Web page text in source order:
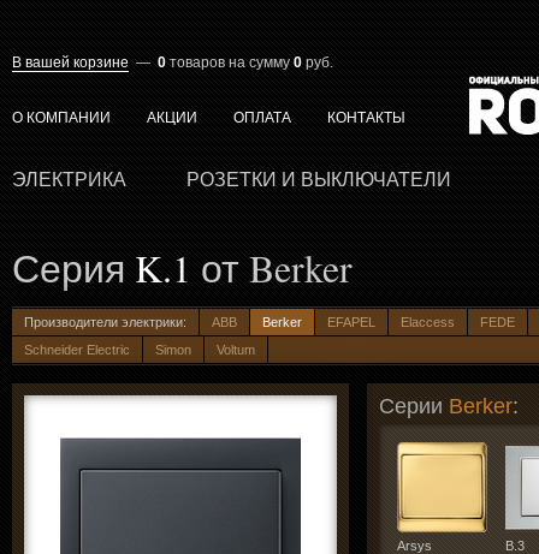
В вашей корзине — 0 товаров на сумму 0 руб.
О КОМПАНИИ АКЦИИ ОПЛАТА КОНТАКТЫ
ЭЛЕКТРИКА РОЗЕТКИ И ВЫКЛЮЧАТЕЛИ
Серия K.1 от Berker
Производители электрики: ABB Berker EFAPEL Elaccess
FEDE
Schneider Electric
Simon Voltum
Серии Berker:
Arsys B.3